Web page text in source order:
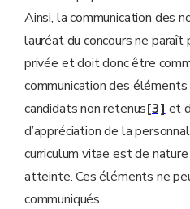
Ainsi, la communication des
lauréat du concours ne
privée et doit donc être
communication des éléments
candidats non retenus[3] et
d’appréciation de la
curriculum vitae est de
atteinte. Ces éléments ne
communiqués.